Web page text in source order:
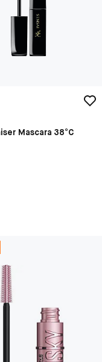
Mascara 38°C